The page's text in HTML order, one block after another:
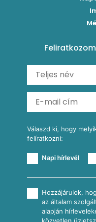
Carbonara
Shakshuka
Ratatouille
Mexikói húsleves
Almás-kéksajtos
Köretek
Reggeli receptek
Válaszd ki, hogy
felíratkozni:
Napi hírlevél
Hozzájárulok,
az általam
alapján
közvetlen